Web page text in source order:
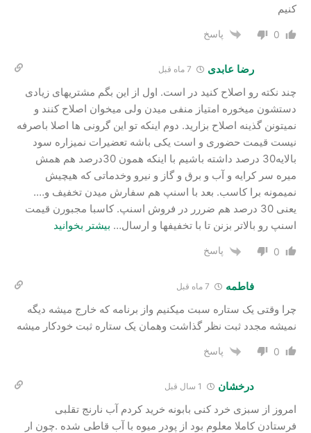
کنیم
0 پاسخ
رضا عابدی
چند نکته رو اصلاح کنید در است. اول از این بگم مشتریهای زیادی
دستشون میخوره امتیاز منفی میدن ولی میخوان اصلاح کنند و
نمیتونن گذینه اصلاح بزارید. دوم اینکه تو این گرونی ها اصلا باصرفه
نیست قیمت حضوری و است یکی باشه تعضیرات نمیزاره سود
بالایه30 درصد داشته باشیم با اینکه همون 30درصد هم همش
میره سر کرایه و آب و برق و گاز و نیرو وخدماتی که هیچیش
نمیمونه برا کاسب. بعد با اسنپ هم سفارش میدن تخفیف و….
یعنی 30 درصد هم ضررر در فروش اسنپ. کاسبا مجبورن قیمت
اسنپ رو بالاتر بزنن تا با تخفیفها و ارسال… بیشتر بخوانید
0 پاسخ
فاطمه
چرا وقتی یک ستاره سبت میکنیم واز برنامه که خارج میشه دیگه
نمیشه مجدد ثبت نظر گذاشت وهمان یک ستاره ثبت خودکار میشه
0 پاسخ
درخشان
امروز از سبزی خرد کنی بابونه خرید کردم آب نارنج تقلبی
فرستادن کاملا معلوم بود از پودر میوه با آب قاطی شده .چون ار